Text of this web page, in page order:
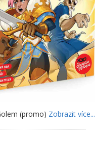
(promo) Zobrazit více...